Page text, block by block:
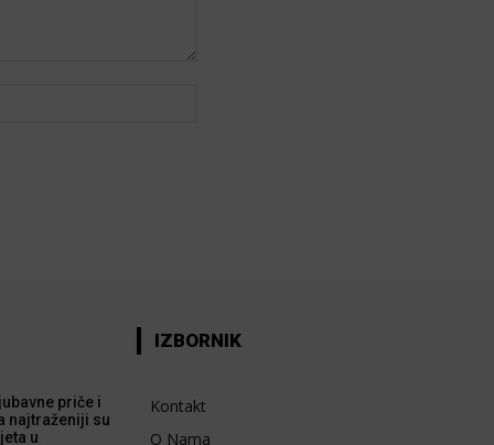
priče i
najtraženiji su
u
IZBORNIK
Kontakt
O Nama